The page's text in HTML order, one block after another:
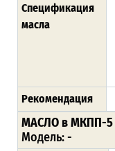
Спецификация
масла
Рекомендация
МАСЛО в МКПП-5
Модель: -